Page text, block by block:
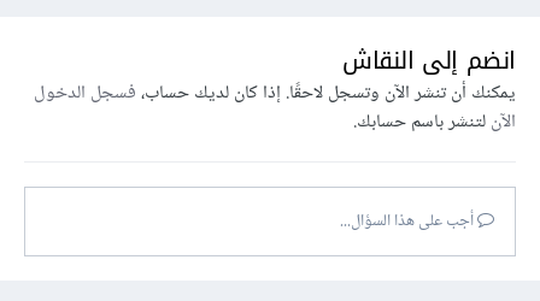
انضم إلى النقاش
يمكنك أن تنشر الآن وتسجل لاحقًا. إذا كان لديك حساب،فسجل الدخول
الآنلتنشر باسم حسابك.
أجب على هذا السؤال...